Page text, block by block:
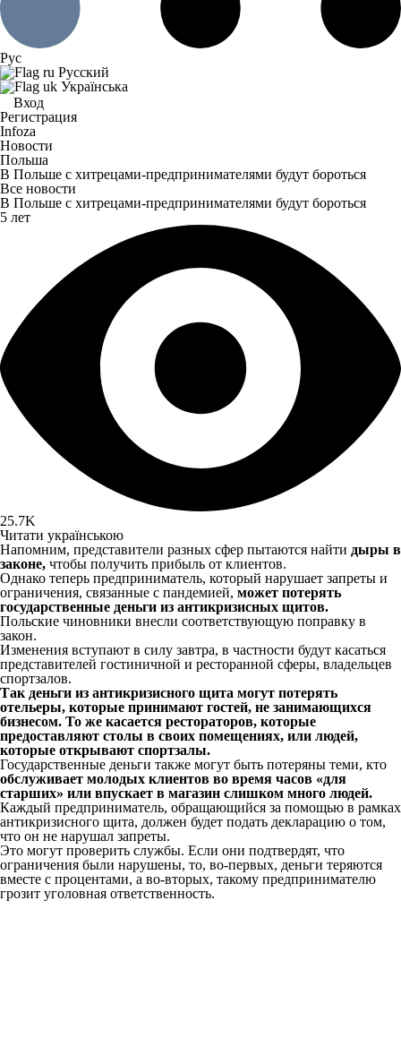
Рус
Русский
Українська
Вход
Регистрация
Infoza
Новости
Польша
В Польше с хитрецами-предпринимателями будут бороться
Все новости
В Польше с хитрецами-предпринимателями будут бороться
5 лет
25.7K
Читати українською
Напомним, представители разных сфер пытаются найти дыры в
законе, чтобы получить прибыль от клиентов.
Однако теперь предприниматель, который нарушает запреты и
ограничения, связанные с пандемией, может потерять
государственные деньги из антикризисных щитов.
Польские чиновники внесли соответствующую поправку в
закон.
Изменения вступают в силу завтра, в частности будут касаться
представителей гостиничной и ресторанной сферы, владельцев
спортзалов.
Так деньги из антикризисного щита могут потерять
отельеры, которые принимают гостей, не занимающихся
бизнесом. То же касается рестораторов, которые
предоставляют столы в своих помещениях, или людей,
которые открывают спортзалы.
Государственные деньги также могут быть потеряны теми, кто
обслуживает молодых клиентов во время часов «для
старших» или впускает в магазин слишком много людей.
Каждый предприниматель, обращающийся за помощью в рамках
антикризисного щита, должен будет подать декларацию о том,
что он не нарушал запреты.
Это могут проверить службы. Если они подтвердят, что
ограничения были нарушены, то, во-первых, деньги теряются
вместе с процентами, а во-вторых, такому предпринимателю
грозит уголовная ответственность.